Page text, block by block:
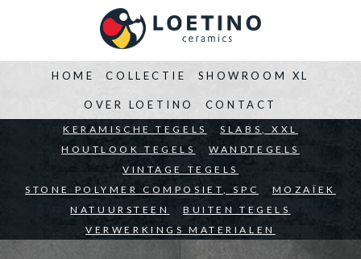
HOME
BEDRIJVEN ARCHITECTEN PARTICULIEREN
COLLECTIE
KERAMISCHE TEGELS
SLABS, XXL
HOUTLOOK TEGELS
WANDTEGELS
VINTAGE TEGELS
STONE POLYMER COMPOSIET, SPC
MOZAÏEK
NATUURSTEEN
BUITEN TEGELS
VERWERKINGS MATERIALEN
SHOWROOM XL
OVER LOETINO CONTACT